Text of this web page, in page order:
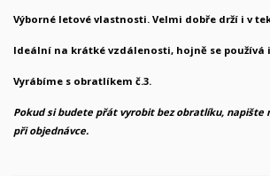
Výborné letové vlastnosti. Velmi dobře drží i v
Ideální na krátké vzdálenosti, hojně se používá
Vyrábíme s obratlíkem č.3.
Pokud si budete přát vyrobit bez obratlíku, napište
při objednávce.